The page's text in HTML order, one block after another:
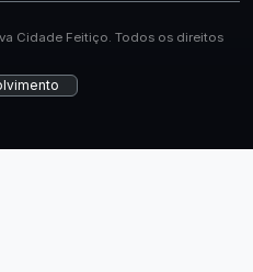
Cidade Feitiço. Todos os direitos